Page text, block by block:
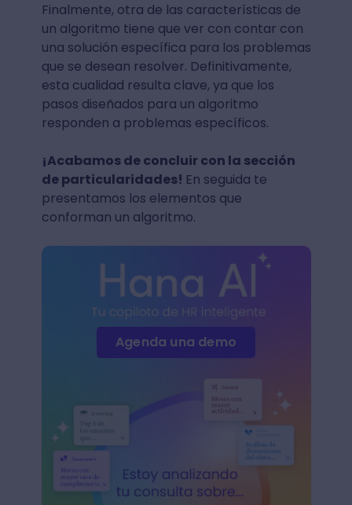
Finalmente, otra de las características de
un algoritmo tiene que ver con contar con
una solución específica para los problemas
que se desean resolver. Definitivamente,
esta cualidad resulta clave, ya que los
pasos diseñados para un algoritmo
responden a problemas específicos.
¡Acabamos de concluir con la sección
de particularidades! En seguida te
presentamos los elementos que
conforman un algoritmo.
Agenda una demo